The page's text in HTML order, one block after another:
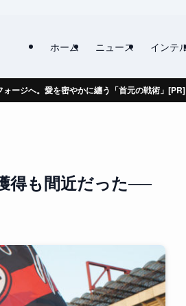
ホーム ニュース インテ
ォージへ。愛を密やかに纏う「首元の戦術」[PR]
得も間近だった──